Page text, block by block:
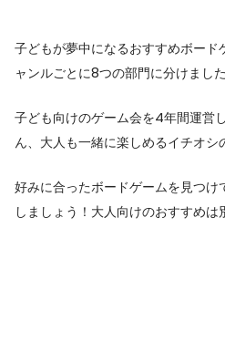
子どもが夢中になるおすすめボー
ャンルごとに8つの部門に分けました
子ども向けのゲーム会を4年間運営
ん、大人も一緒に楽しめるイチオシ
好みに合ったボードゲームを見つ
しましょう！大人向けのおすすめは